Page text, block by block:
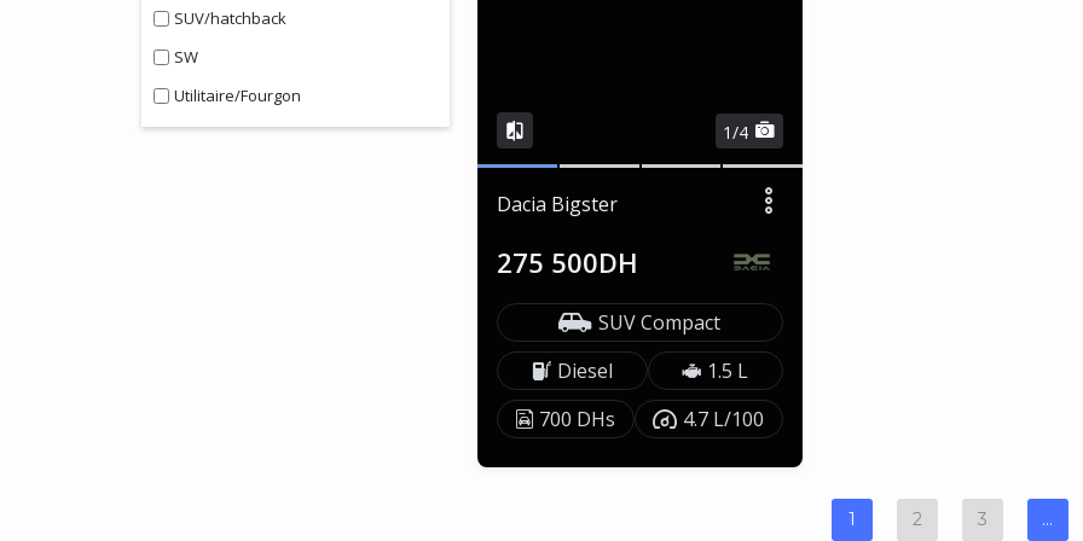
SUV/hatchback
SW
Utilitaire/Fourgon
1/4
Dacia Bigster
275 500DH
SUV Compact
Diesel
1.5 L
700 DHs
4.7 L/100
1 2 3 …